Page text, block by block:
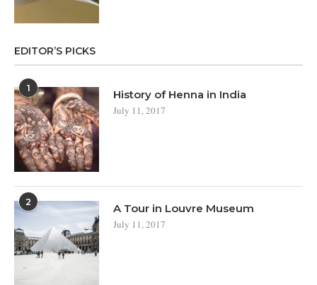
EDITOR’S PICKS
1 History of Henna in India
July 11, 2017
2 A Tour in Louvre Museum
July 11, 2017